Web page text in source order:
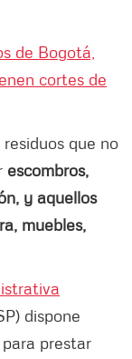
de Bogotá,
cortes de
que no
escombros,
y aquellos
muebles,
dispone
prestar